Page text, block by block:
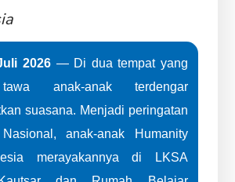
2026— Di dua tempat yang
anak-anak terdengar
suasana. Menjadi peringatan
anak-anak Humanity
merayakannya di LKSA